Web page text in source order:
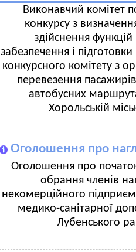
Виконавчий комітет
конкурсу з
здійснення функцій
забезпечення і
конкурсного комітету з
перевезення
автобусних
Хорольській
Оголошення про
Оголошення про
обрання членів
некомерційного
медико-санітарної
Лубенського